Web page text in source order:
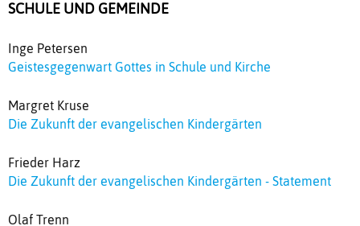
SCHULE UND GEMEINDE
Inge Petersen
Geistesgegenwart Gottes in Schule und Kirche
Margret Kruse
Die Zukunft der evangelischen Kindergärten
Frieder Harz
Die Zukunft der evangelischen Kindergärten - Statement
Olaf Trenn